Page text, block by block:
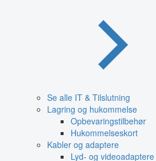
Se alle IT & Tilslutning
Lagring og hukommelse
Opbevaringstilbehør
Hukommelseskort
Kabler og adaptere
Lyd- og videoadaptere